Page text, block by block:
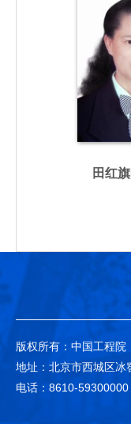
田红
版权所有：中国工程院
地址：北京市西城区冰
电话：8610-59300000